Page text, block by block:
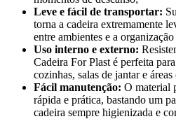
Leve e fácil de transportar:
torna a cadeira extremamente
entre ambientes e a
Uso interno e externo:
Cadeira For Plast é perfeita
cozinhas, salas de jantar e
Fácil manutenção: O material
rápida e prática, bastando um
cadeira sempre higienizada e